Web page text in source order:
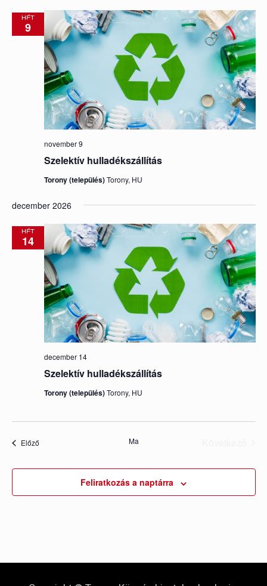
HÉT
9
Szelektív hulladékszállítás
november 9
Torony (település)Torony, HU
december 2026
HÉT
14
Szelektív hulladékszállítás
december 14
Torony (település)Torony, HU
ElőzőEsemények Ma
Feliratkozás a naptárra